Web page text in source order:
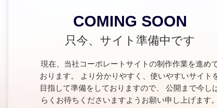
COMING SOON
只今、サイト準備中です
現在、当社コーポレートサイトの制作作業を進め
おります。 より分かりやすく、使いやすいサイト
目指して準備をしておりますので、 公開まで今し
らくお待ちくださいますようお願い申し上げます